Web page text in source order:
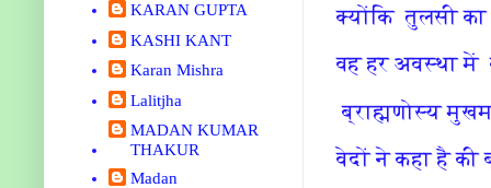
क्योंकि तुलसी का
वह हर अवस्था में
ब्राह्मणोस्य
वेदों ने कहा है की
KARAN GUPTA
KASHI KANT
Karan Mishra
Lalitjha
MADAN KUMAR
THAKUR
Madan